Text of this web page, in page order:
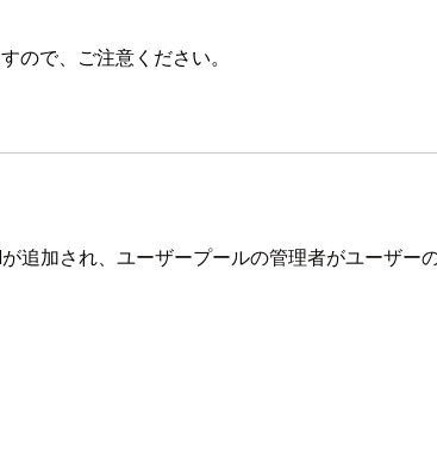
ので、ご注意ください。
追加され、ユーザープールの管理者がユーザー